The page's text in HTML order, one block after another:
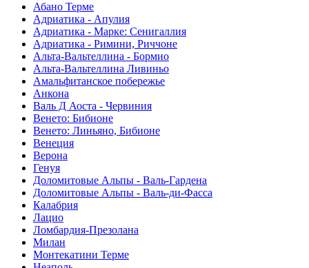
Абано Терме
Адриатика - Апулия
Адриатика - Марке: Сенигаллия
Адриатика - Римини, Риччоне
Альта-Вальтеллина - Бормио
Альта-Вальтеллина Ливиньо
Амальфитанское побережье
Анкона
Валь Д Аоста - Червиния
Венето: Бибионе
Венето: Линьяно, Бибионе
Венеция
Верона
Генуя
Доломитовые Альпы - Валь-Гардена
Доломитовые Альпы - Валь-ди-Фасса
Калабрия
Лацио
Ломбардия-Презолана
Милан
Монтекатини Терме